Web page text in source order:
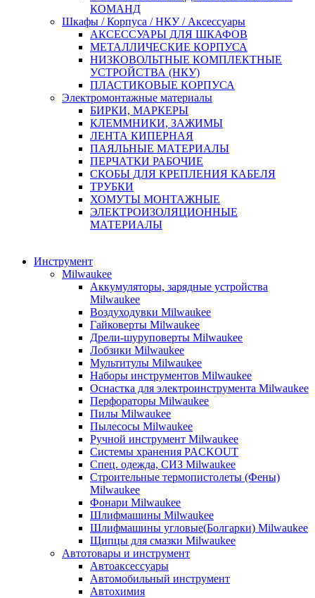
КОМАНД
Шкафы / Корпуса / НКУ / Аксессуары
АКСЕССУАРЫ ДЛЯ ШКАФОВ
МЕТАЛЛИЧЕСКИЕ КОРПУСА
НИЗКОВОЛЬТНЫЕ КОМПЛЕКТНЫЕ
УСТРОЙСТВА (НКУ)
ПЛАСТИКОВЫЕ КОРПУСА
Электромонтажные материалы
БИРКИ, МАРКЕРЫ
КЛЕММНИКИ, ЗАЖИМЫ
ЛЕНТА КИПЕРНАЯ
ПАЯЛЬНЫЕ МАТЕРИАЛЫ
ПЕРЧАТКИ РАБОЧИЕ
СКОБЫ ДЛЯ КРЕПЛЕНИЯ КАБЕЛЯ
ТРУБКИ
ХОМУТЫ МОНТАЖНЫЕ
ЭЛЕКТРОИЗОЛЯЦИОННЫЕ
МАТЕРИАЛЫ
Инструмент
Milwaukee
Аккумуляторы, зарядные устройства
Milwaukee
Воздуходувки Milwaukee
Гайковерты Milwaukee
Дрели-шуруповерты Milwaukee
Лобзики Milwaukee
Мультитулы Milwaukee
Наборы инструментов Milwaukee
Оснастка для электроинструмента Milwaukee
Перфораторы Milwaukee
Пилы Milwaukee
Пылесосы Milwaukee
Ручной инструмент Milwaukee
Системы хранения PACKOUT
Спец. одежда, СИЗ Milwaukee
Строительные термопистолеты (Фены)
Milwaukee
Фонари Milwaukee
Шлифмашины Milwaukee
Шлифмашины угловые(Болгарки) Milwaukee
Щипцы для смазки Milwaukee
Автотовары и инструмент
Автоаксессуары
Автомобильный инструмент
Автохимия